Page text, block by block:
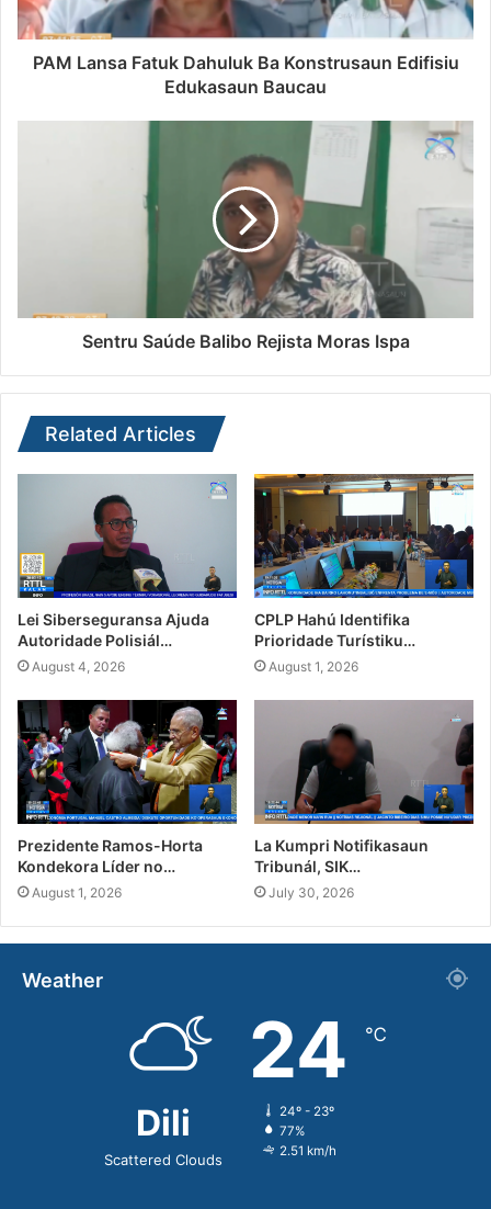
PAM Lansa Fatuk Dahuluk Ba Konstrusaun Edifisiu
Edukasaun Baucau
Sentru Saúde Balibo Rejista Moras Ispa
Related Articles
Lei Siberseguransa Ajuda
Autoridade Polisiál…
August 4, 2026
CPLP Hahú Identifika
Prioridade Turístiku…
August 1, 2026
Prezidente Ramos-Horta
Kondekora Líder no…
August 1, 2026
La Kumpri Notifikasaun
Tribunál, SIK…
July 30, 2026
Weather
Dili
Scattered Clouds
24 ℃
24º - 23º
77%
2.51 km/h